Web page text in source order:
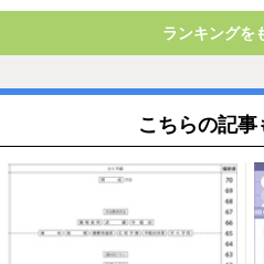
ランキングを
こちらの記